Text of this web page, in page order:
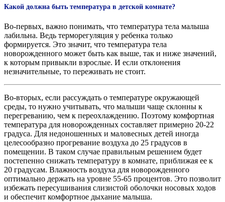
Какой должна быть температура в детской комнате?
Во-первых, важно понимать, что температура тела малыша
лабильна. Ведь терморегуляция у ребенка только
формируется. Это значит, что температура тела
новорожденного может быть как выше, так и ниже значений,
к которым привыкли взрослые. И если отклонения
незначительные, то переживать не стоит.
Во-вторых, если рассуждать о температуре окружающей
среды, то нужно учитывать, что малыши чаще склонны к
перегреванию, чем к переохлаждению. Поэтому комфортная
температура для новорожденных составляет примерно 20-22
градуса. Для недоношенных и маловесных детей иногда
целесообразно прогревание воздуха до 25 градусов в
помещении. В таком случае правильным решением будет
постепенно снижать температуру в комнате, приближая ее к
20 градусам. Влажность воздуха для новорожденного
оптимально держать на уровне 55-65 процентов. Это позволит
избежать пересушивания слизистой оболочки носовых ходов
и обеспечит комфортное дыхание малыша.